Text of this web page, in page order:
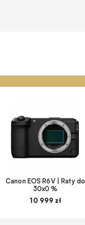
Canon EOS R6V | Raty do
30x0 %
10 999 zł